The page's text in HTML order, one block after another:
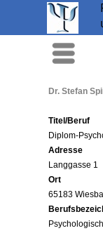
Menü
Dr. Stefan
Titel/Beruf
Diplom-
Adresse
Langgasse 1
Ort
65183